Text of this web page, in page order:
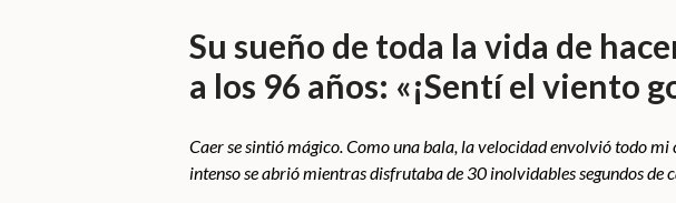
Su sueño de toda la vida de
a los 96 años: «¡Sentí el viento
Caer se sintió mágico. Como una bala, la velocidad envolvió todo
intenso se abrió mientras disfrutaba de 30 inolvidables segundos